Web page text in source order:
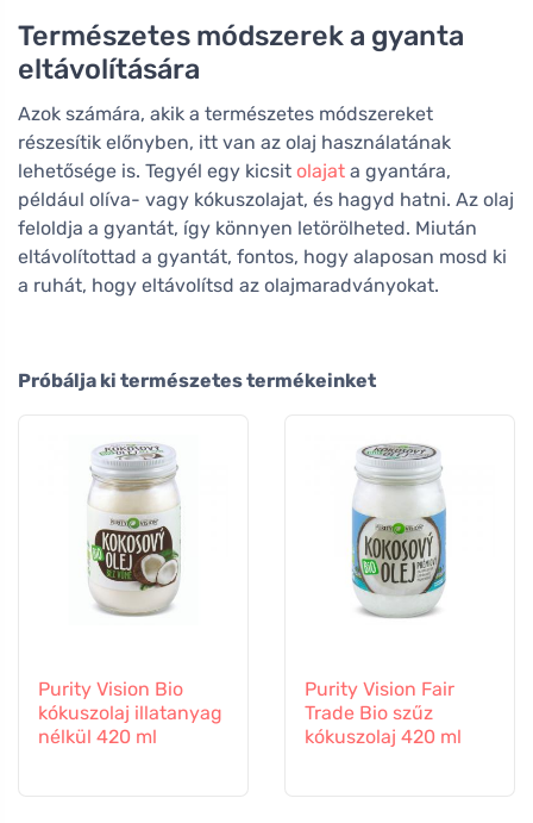
Természetes módszerek a gyanta
eltávolítására
Azok számára, akik a természetes módszereket
részesítik előnyben, itt van az olaj használatának
lehetősége is. Tegyél egy kicsit olajat a gyantára,
például olíva- vagy kókuszolajat, és hagyd hatni. Az olaj
feloldja a gyantát, így könnyen letörölheted. Miután
eltávolítottad a gyantát, fontos, hogy alaposan mosd ki
a ruhát, hogy eltávolítsd az olajmaradványokat.
Próbálja ki természetes termékeinket
Purity Vision Bio
kókuszolaj illatanyag
nélkül 420 ml
Purity Vision Fair
Trade Bio szűz
kókuszolaj 420 ml